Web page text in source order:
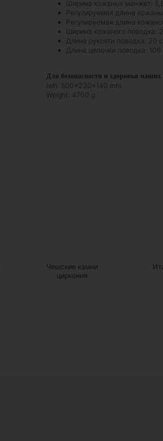
Ширина кожаных манжет:
Регулируемая длина
Регулируемая длина
Ширина кожаного поводка:
Длина рукояти поводка: 20
Длина цепочки поводка: 106
Для безопасности и здоровья
lwh: 500x230x140 mm
Weight: 4700 g
Чешские камни
циркония